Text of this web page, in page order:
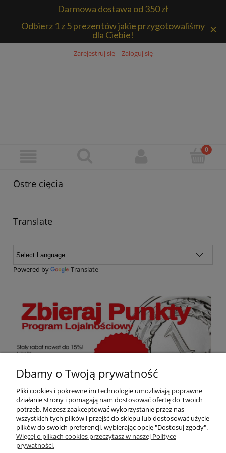
Darmowa dostawa od 350 zł
Odbierz 1 z 5 prezentów jakie przygotowaliśmy
dla Ciebie!
×
Zarejestruj się Zaloguj się
Ostre cięcia
Translate
Powered by Translate
Ten produkt jest niedostępny.
Darmowa dostawa
Dbamy o Twoją prywatność
Pliki cookies i pokrewne im technologie umożliwiają poprawne
działanie strony i pomagają nam dostosować ofertę do Twoich
potrzeb. Możesz zaakceptować wykorzystanie przez nas
wszystkich tych plików i przejść do sklepu lub dostosować użycie
plików do swoich preferencji, wybierając opcję "Dostosuj zgody".
Więcej o plikach cookies przeczytasz w naszej Polityce
prywatności.